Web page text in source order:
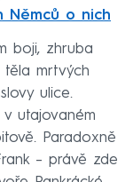
Němců o nich
boji, zhruba
těla mrtvých
ulice.
utajovaném
Paradoxně
– právě zde